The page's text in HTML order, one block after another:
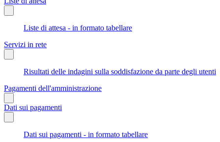
Liste di attesa - in formato tabellare
Servizi in rete
Risultati delle indagini sulla soddisfazione da parte degli utenti
Pagamenti dell'amministrazione
Dati sui pagamenti
Dati sui pagamenti - in formato tabellare